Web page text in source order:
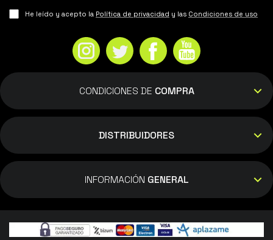
He leído y acepto la Política de privacidad y las Condiciones de uso
CONDICIONES DE COMPRA
DISTRIBUIDORES
INFORMACIÓN GENERAL